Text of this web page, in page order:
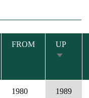
FROM
UP
SORT
1980 1989